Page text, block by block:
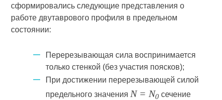
сформировались следующие представления о
работе двутаврового профиля в предельном
состоянии:
Перерезывающая сила воспринимается
только стенкой (без участия поясков);
При достижении перерезывающей силой
предельного значения N = N0 сечение